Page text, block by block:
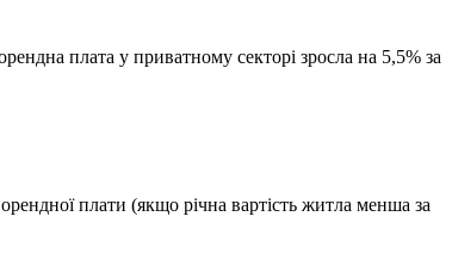
плата у приватному секторі зросла на 5,5% за
плати (якщо річна вартість житла менша за